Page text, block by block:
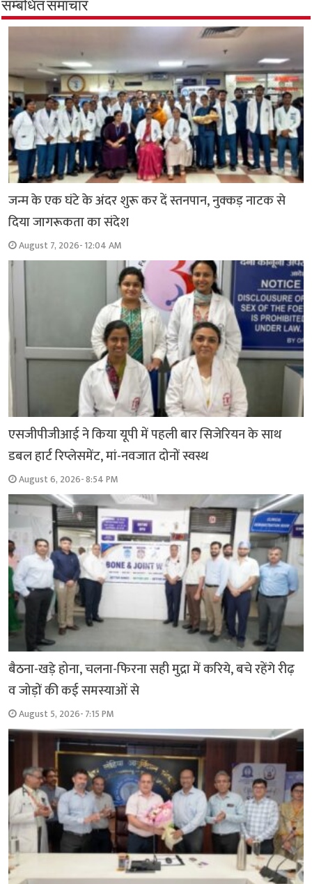
सम्बंधित समाचार
जन्म के एक घंटे के अंदर शुरू कर दें स्तनपान, नुक्कड़ नाटक से
दिया जागरूकता का संदेश
August 7, 2026- 12:04 AM
एसजीपीजीआई ने किया यूपी में पहली बार सिजेरियन के साथ
डबल हार्ट रिप्लेसमेंट, मां-नवजात दोनों स्वस्थ
August 6, 2026- 8:54 PM
बैठना-खड़े होना, चलना-फिरना सही मुद्रा में करिये, बचे रहेंगे रीढ़
व जोड़ों की कई समस्याओं से
August 5, 2026- 7:15 PM